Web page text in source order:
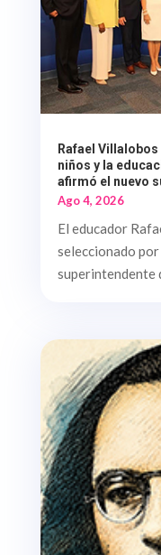
Rafael Villalobos
niños y la
afirmó el nuevo
Ago 4, 2026
El educador
seleccionado
superintendente